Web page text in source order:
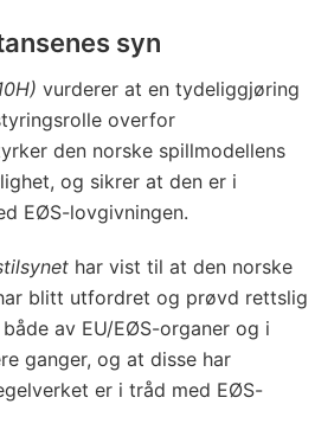
syn
vurderer at en tydeliggjøring
overfor
den norske spillmodellens
og sikrer at den er i
EØS-lovgivningen.
har vist til at den norske
blitt utfordret og prøvd rettslig
av EU/EØS-organer og i
ganger, og at disse har
er i tråd med EØS-